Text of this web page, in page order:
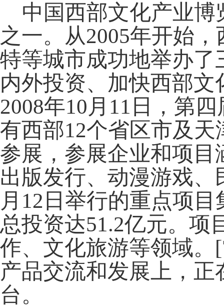
中国西部文化产业博
之一。从2005年开始
特等城市成功地举办
内外投资、加快西部
2008年10月11日，第
有西部12个省区市及
参展，参展企业和项
出版发行、动漫游戏
月12日举行的重点项
总投资达51.2亿元。项
作、文化旅游等领域
产品交流和发展上，
台。